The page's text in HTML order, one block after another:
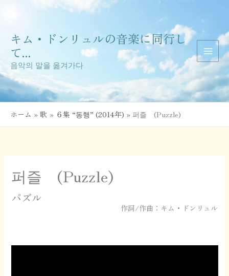
キム・ドンリュルの音楽に同行し
て...
음악의 말을 옮겨가다
ホーム 歌 ６集 “동행” (2014年) 퍼즐 (Puzzle)
퍼즐 (Puzzle)
パズル
作詞/作曲：キム・ドンリュル